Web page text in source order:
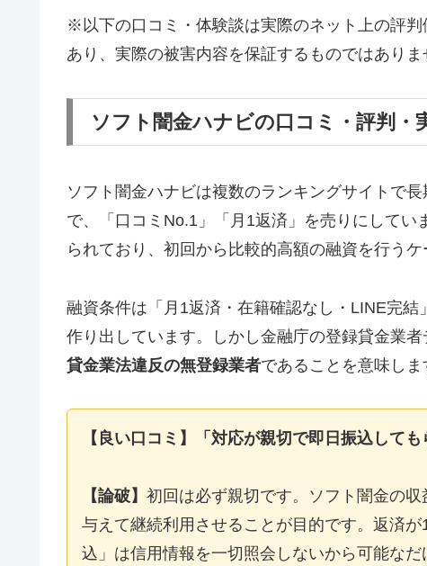
※以下の口コミ・体験談は実際のネット上の評
あり、実際の被害内容を保証するものではありま
ソフト闇金ハナビの口コミ・評判・
ソフト闇金ハナビは複数のランキングサイトで
で、「口コミNo.1」「月1返済」を売りにして
られており、初回から比較的高額の融資を行うケ
融資条件は「月1返済・在籍確認なし・LINE完
作り出しています。しかし金融庁の登録貸金業
貸金業法違反の無登録業者であることを意味しま
【良い口コミ】「対応が親切で即日振込しても
【論破】 初回は必ず親切です。ソフト闇金の
与えて継続利用させることが目的です。返済
込」は信用情報を一切照会しないから可能なだ